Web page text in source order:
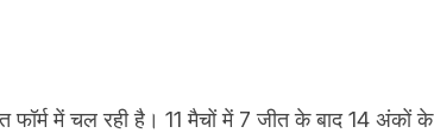
फॉर्म में चल रही है। 11 मैचों में 7 जीत के बाद 14 अंकों के